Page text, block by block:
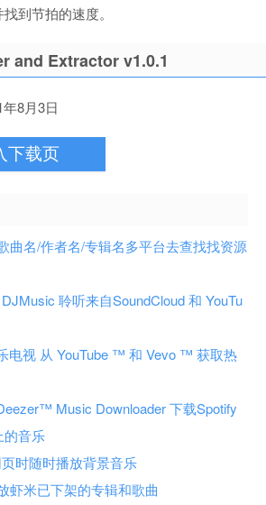
到节拍的速度。
and Extractor v1.0.1
8月3日
下载页
曲名/作者名/专辑名多平台去查找找资源
聆听来自SoundCloud 和 YouTu
电视 从 YouTube ™ 和 Vevo ™ 获取热
Music Downloader 下载Spotify
的音乐
时随时播放背景音乐
虾米已下架的专辑和歌曲